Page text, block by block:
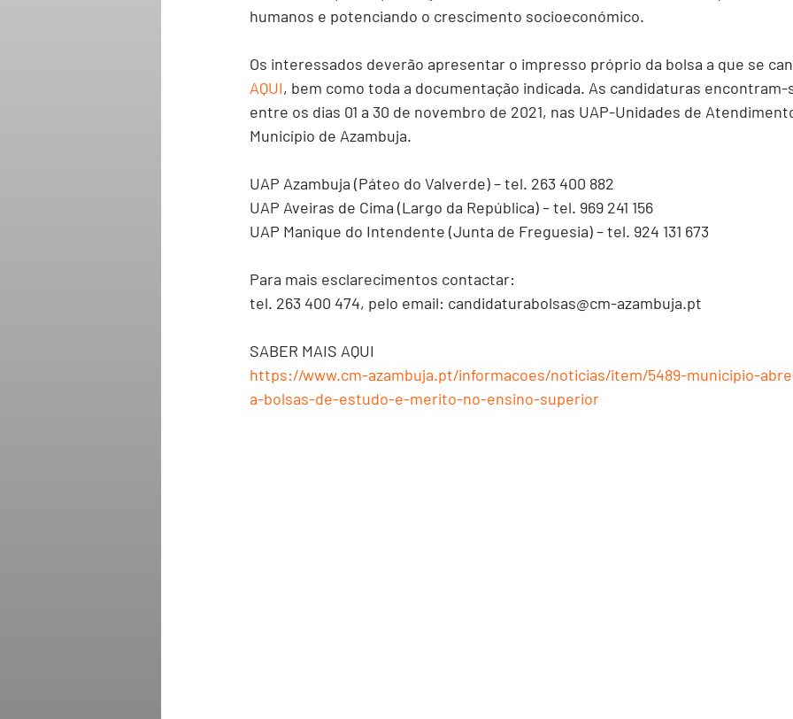
humanos e potenciando o crescimento socioeconómico.
Os interessados deverão apresentar o impresso próprio da bolsa a que se
AQUI, bem como toda a documentação indicada. As candidaturas encontram-
entre os dias 01 a 30 de novembro de 2021, nas UAP-Unidades de
Município de Azambuja.
UAP Azambuja (Páteo do Valverde) – tel. 263 400 882
UAP Aveiras de Cima (Largo da República) – tel. 969 241 156
UAP Manique do Intendente (Junta de Freguesia) – tel. 924 131 673
Para mais esclarecimentos contactar:
tel. 263 400 474, pelo email: candidaturabolsas@cm-azambuja.pt
SABER MAIS AQUI
https://www.cm-azambuja.pt/informacoes/noticias/item/5489-municipio-
a-bolsas-de-estudo-e-merito-no-ensino-superior